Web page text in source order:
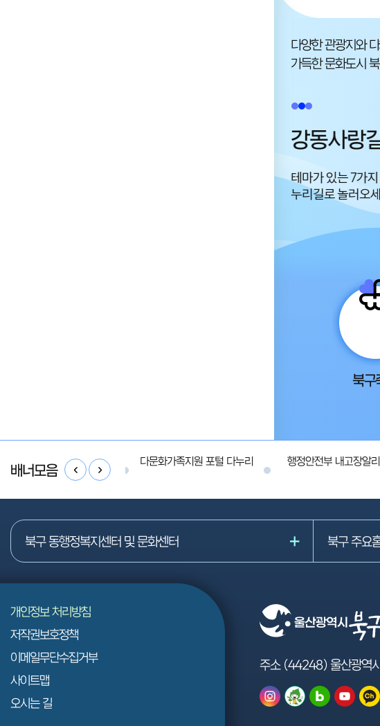
다양한 관광지와
가득한 문화도시
독립운동가 고헌 박상진 의사와 연계된 역사의식
강동사랑
테마가 있는 7가
누리길로 놀러오
북구
배너모음
공공개방지원다가치나눔터
공유누리
다문화가족지원 포털 다누리 행정안전부 내고장알
북구 동행정복지센터 및 문화센터 북구 주요
개인정보 처리방침
저작권보호정책
이메일무단수집거부
사이트맵
오시는 길
주소 (44248) 울산광역